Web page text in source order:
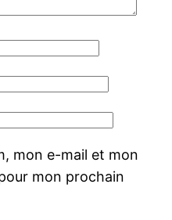
mon e-mail et mon
mon prochain